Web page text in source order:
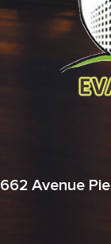
662 Avenue